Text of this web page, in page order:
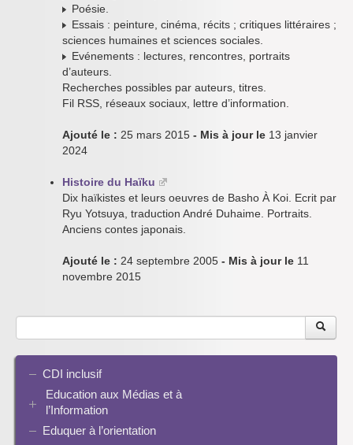
Poésie.
Essais : peinture, cinéma, récits ; critiques littéraires ;
sciences humaines et sciences sociales.
Evénements : lectures, rencontres, portraits
d’auteurs.
Recherches possibles par auteurs, titres.
Fil RSS, réseaux sociaux, lettre d’information.
Ajouté le : 25 mars 2015 - Mis à jour le 13 janvier
2024
Histoire du Haïku
Dix haïkistes et leurs oeuvres de Basho À Koi. Ecrit par
Ryu Yotsuya, traduction André Duhaime. Portraits.
Anciens contes japonais.
Ajouté le : 24 septembre 2005 - Mis à jour le 11
novembre 2015
CDI inclusif
Education aux Médias et à
l’Information
EMI et translittératie
Eduquer à l’orientation